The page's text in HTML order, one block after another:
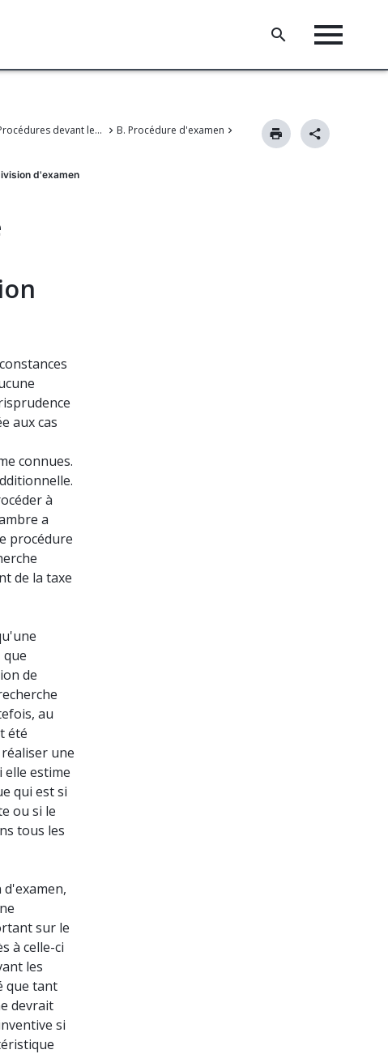
IV. Procédures devant les instances du premier degré
B. Procédure d'examen
d'examen
aux cas
connues.
à
a
procédure
de la taxe
que
de
au
été
une
estime
qui est si
ou si le
tous les
sur le
à celle-ci
les
que tant
devrait
si